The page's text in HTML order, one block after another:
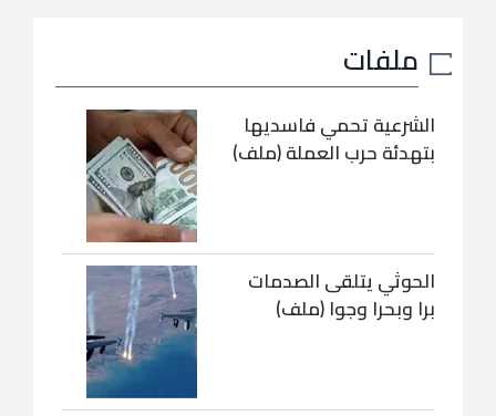
ملفات
الشرعية تحمي فاسديها
بتهدئة حرب العملة (ملف)
الحوثي يتلقى الصدمات
برا وبحرا وجوا (ملف)